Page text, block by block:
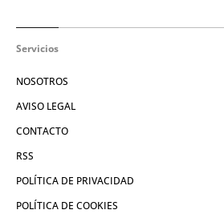
Servicios
NOSOTROS
AVISO LEGAL
CONTACTO
RSS
POLÍTICA DE PRIVACIDAD
POLÍTICA DE COOKIES